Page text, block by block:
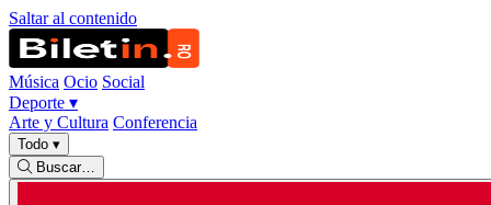
Saltar al contenido
Música Ocio Social
Deporte ▾
Arte y Cultura Conferencia
Todo ▾
Buscar…